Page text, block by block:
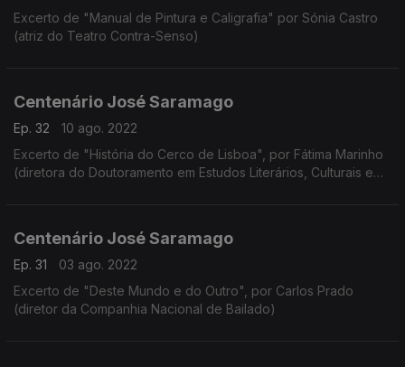
Excerto de "Manual de Pintura e Caligrafia" por Sónia Castro
(atriz do Teatro Contra-Senso)
Centenário José Saramago
Ep. 32
10 ago. 2022
Excerto de "História do Cerco de Lisboa", por Fátima Marinho
(diretora do Doutoramento em Estudos Literários, Culturais e
Centenário José Saramago
Ep. 31
03 ago. 2022
Excerto de "Deste Mundo e do Outro", por Carlos Prado
(diretor da Companhia Nacional de Bailado)